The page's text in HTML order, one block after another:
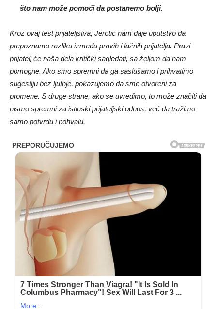
što nam može pomoći da postanemo bolji.
Kroz ovaj test prijateljstva, Jerotić nam daje uputstvo da
prepoznamo razliku između pravih i lažnih prijatelja. Pravi
prijatelj će naša dela kritički sagledati, sa željom da nam
pomogne. Ako smo spremni da ga saslušamo i prihvatimo
sugestiju bez ljutnje, pokazujemo da smo otvoreni za
promene. S druge strane, ako se uvredimo, to može značiti da
nismo spremni za istinski prijateljski odnos, već da tražimo
samo potvrdu i pohvalu.